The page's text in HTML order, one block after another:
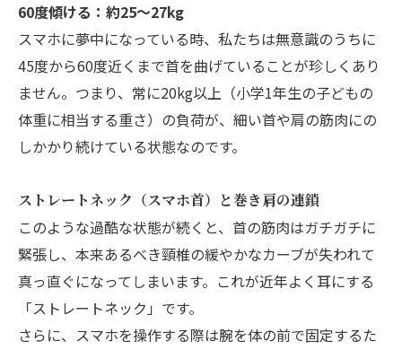
60度傾ける：約25～27kg
スマホに夢中になっている時、私たちは無意識のうちに
45度から60度近くまで首を曲げていることが珍しくあり
ません。つまり、常に20kg以上（小学1年生の子どもの
体重に相当する重さ）の負荷が、細い首や肩の筋肉にの
しかかり続けている状態なのです。
ストレートネック（スマホ首）と巻き肩の連鎖
このような過酷な状態が続くと、首の筋肉はガチガチに
緊張し、本来あるべき頸椎の緩やかなカーブが失われて
真っ直ぐになってしまいます。これが近年よく耳にする
「ストレートネック」です。
さらに、スマホを操作する際は腕を体の前で固定するた